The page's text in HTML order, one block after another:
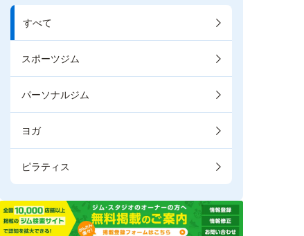
すべて
スポーツジム
パーソナルジム
ヨガ
ピラティス